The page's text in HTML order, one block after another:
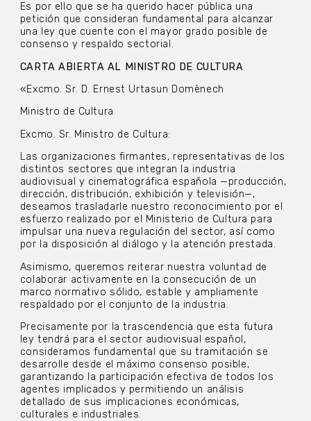
Es por ello que se ha querido hacer pública una
petición que consideran fundamental para alcanzar
una ley que cuente con el mayor grado posible de
consenso y respaldo sectorial.
CARTA ABIERTA AL MINISTRO DE CULTURA
«Excmo. Sr. D. Ernest Urtasun Domènech
Ministro de Cultura
Excmo. Sr. Ministro de Cultura:
Las organizaciones firmantes, representativas de los
distintos sectores que integran la industria
audiovisual y cinematográfica española —producción,
dirección, distribución, exhibición y televisión—,
deseamos trasladarle nuestro reconocimiento por el
esfuerzo realizado por el Ministerio de Cultura para
impulsar una nueva regulación del sector, así como
por la disposición al diálogo y la atención prestada.
Asimismo, queremos reiterar nuestra voluntad de
colaborar activamente en la consecución de un
marco normativo sólido, estable y ampliamente
respaldado por el conjunto de la industria.
Precisamente por la trascendencia que esta futura
ley tendrá para el sector audiovisual español,
consideramos fundamental que su tramitación se
desarrolle desde el máximo consenso posible,
garantizando la participación efectiva de todos los
agentes implicados y permitiendo un análisis
detallado de sus implicaciones económicas,
culturales e industriales.